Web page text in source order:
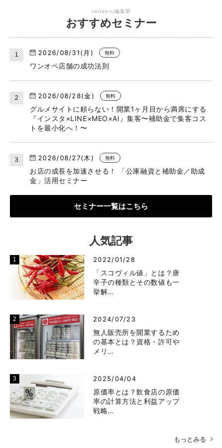
canaeru編集部
おすすめセミナー
2026/08/31(月) 無料
ワンオペ店舗の成功法則
2026/08/28(金) 無料
グルメサイトに頼らない！開業1ヶ月目から満席にする
『インスタ×LINE×MEO×AI』集客〜補助金で集客コス
トを最小化へ！〜
2026/08/27(木) 無料
お店の成長を加速させる！ 「公庫融資と補助金／助成
金」活用セミナー
セミナー一覧はこちら
人気記事
2022/01/28
「スコヴィル値」とは？唐
辛子の種類とその数値も一
挙解…
2024/07/23
無人販売所を開業するため
の基本とは？資格・許可や
メリ…
2025/04/04
原価率とは？飲食店の原価
率の計算方法と利益アップ
戦略…
もっとみる